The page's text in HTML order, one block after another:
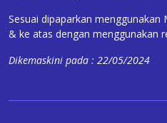
Sesuai dipaparkan menggunakan
& ke atas dengan menggunakan
Dikemaskini pada : 22/05/2024